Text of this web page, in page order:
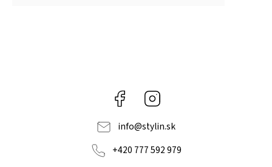
Facebook
info@stylin.sk
+420 777 592 979